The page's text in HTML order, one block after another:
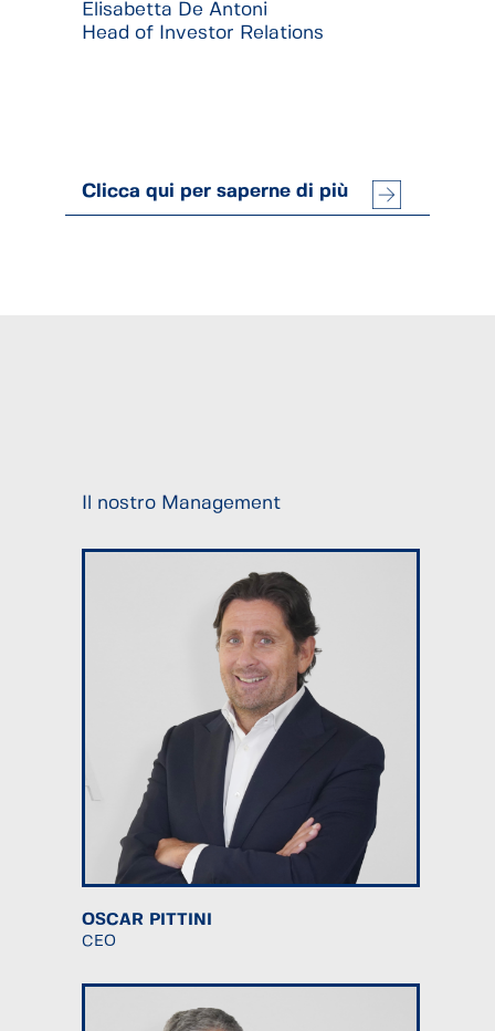
Elisabetta De Antoni
Head of Investor Relations
Clicca qui per saperne di più
Il nostro Management
OSCAR PITTINI
CEO